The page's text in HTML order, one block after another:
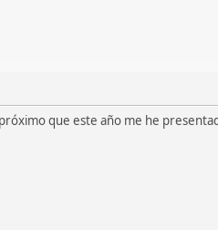
que este año me he